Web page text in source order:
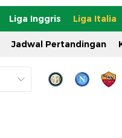
Liga Inggris Liga Italia
Jadwal Pertandingan